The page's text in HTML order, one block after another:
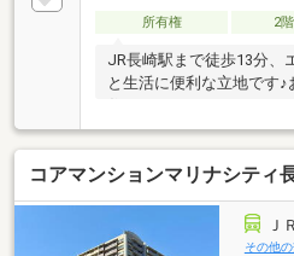
所有権 2
JR長崎駅まで徒歩13分、
と生活に便利な立地です
お待ちしております！●
良い立地です。●自主管
の中に修繕積立金も含ま
管理状態により変動する
クセス＞●長崎バス「旭
●JR長崎駅まで徒歩13分
コアマンションマリナシティ
Ｊ
その他